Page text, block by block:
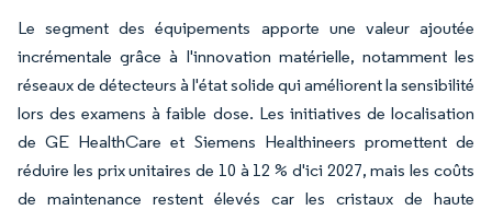
Le segment des équipements apporte une valeur ajoutée
incrémentale grâce à l'innovation matérielle, notamment les
réseaux de détecteurs à l'état solide qui améliorent la sensibilité
lors des examens à faible dose. Les initiatives de localisation
de GE HealthCare et Siemens Healthineers promettent de
réduire les prix unitaires de 10 à 12 % d'ici 2027, mais les coûts
de maintenance restent élevés car les cristaux de haute